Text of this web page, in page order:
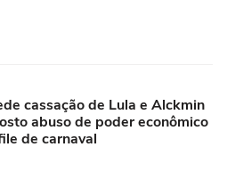
cassação de Lula e Alckmin
abuso de poder econômico
de carnaval